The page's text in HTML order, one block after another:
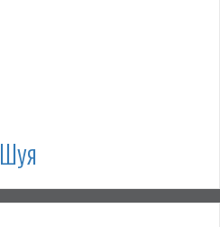
Шуя